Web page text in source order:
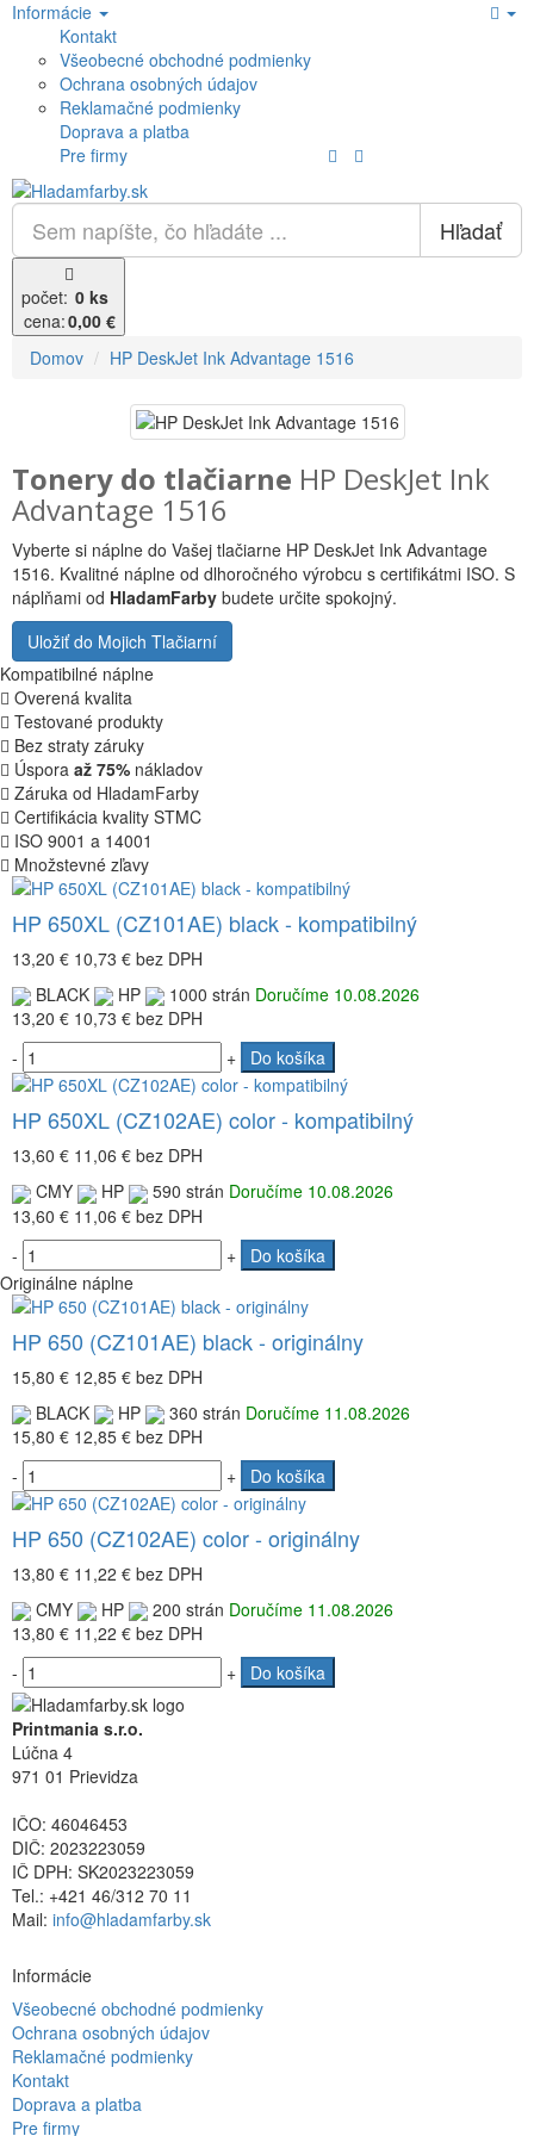
Informácie
Kontakt
Všeobecné obchodné podmienky
Ochrana osobných údajov
Reklamačné podmienky
Doprava a platba
Pre firmy
Hľadať
počet: 0 ks
cena:0,00 €
Domov
HP DeskJet Ink Advantage 1516
Tonery do tlačiarne HP DeskJet Ink
Advantage 1516
Vyberte si náplne do Vašej tlačiarne HP DeskJet Ink Advantage
1516. Kvalitné náplne od dlhoročného výrobcu s certifikátmi ISO. S
náplňami od HladamFarby budete určite spokojný.
Uložiť do Mojich Tlačiarní
Kompatibilné náplne
Overená kvalita
Testované produkty
Bez straty záruky
Úspora až 75% nákladov
Záruka od HladamFarby
Certifikácia kvality STMC
ISO 9001 a 14001
Množstevné zľavy
HP 650XL (CZ101AE) black - kompatibilný
13,20 € 10,73 € bez DPH
BLACK
HP 1000 strán Doručíme 10.08.2026
13,20 € 10,73 € bez DPH
-
+ Do košíka
HP 650XL (CZ102AE) color - kompatibilný
13,60 € 11,06 € bez DPH
CMY
HP 590 strán Doručíme 10.08.2026
13,60 € 11,06 € bez DPH
-
+
Do košíka
Originálne náplne
HP 650 (CZ101AE) black - originálny
15,80 € 12,85 € bez DPH
BLACK
HP 360 strán Doručíme 11.08.2026
15,80 € 12,85 € bez DPH
-
+ Do košíka
HP 650 (CZ102AE) color - originálny
13,80 € 11,22 € bez DPH
CMY
HP 200 strán Doručíme 11.08.2026
13,80 € 11,22 € bez DPH
-
+ Do košíka
Printmania s.r.o.
Lúčna 4
971 01 Prievidza
IČO: 46046453
DIČ: 2023223059
IČ DPH: SK2023223059
Tel.: +421 46/312 70 11
Mail: info@hladamfarby.sk
Informácie
Všeobecné obchodné podmienky
Ochrana osobných údajov
Reklamačné podmienky
Kontakt
Doprava a platba
Pre firmy